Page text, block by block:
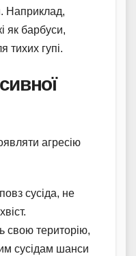
Наприклад,
як барбуси,
тихих гупі.
агресію
сусіда, не
свою територію,
сусідам шанси